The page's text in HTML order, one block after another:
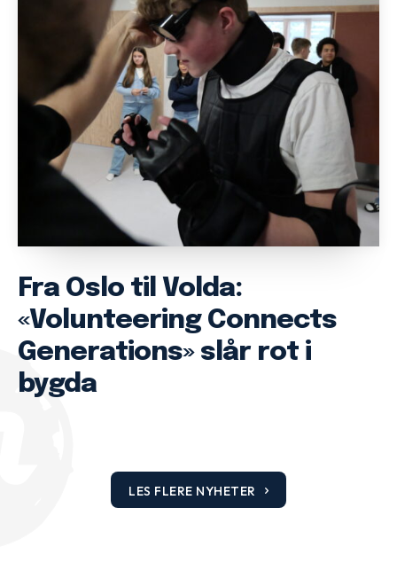
Fra Oslo til Volda:
«Volunteering Connects
Generations» slår rot i
bygda
LES FLERE NYHETER